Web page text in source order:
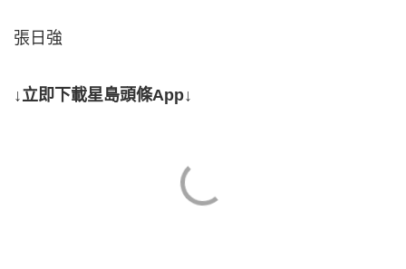
張日強
↓立即下載星島頭條App↓